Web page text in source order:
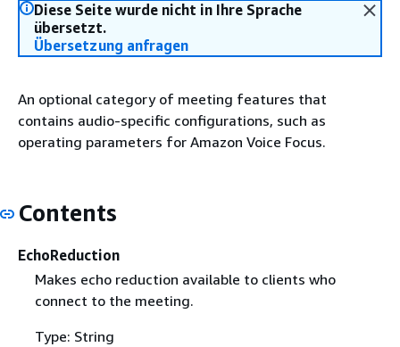
Diese Seite wurde nicht in Ihre Sprache
übersetzt.
Übersetzung anfragen
An optional category of meeting features that
contains audio-specific configurations, such as
operating parameters for Amazon Voice Focus.
Contents
EchoReduction
Makes echo reduction available to clients who
connect to the meeting.
Type: String